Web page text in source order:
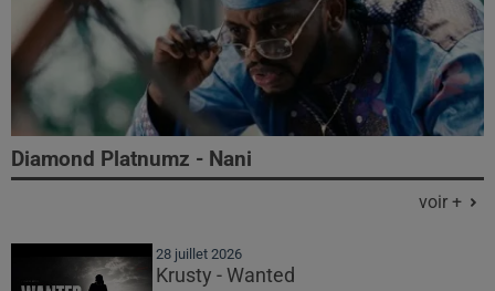
Diamond Platnumz - Nani
voir +
28 juillet 2026
Krusty - Wanted